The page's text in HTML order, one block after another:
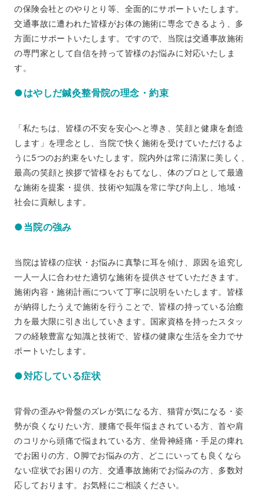
の保険会社とのやりとり等、全面的にサポートいたします。
交通事故に遭われた皆様がお体の施術に専念できるよう、多
方面にサポートいたします。ですので、当院は交通事故施術
の専門家として自信を持って皆様のお悩みに対応いたしま
す。
●はやしだ鍼灸整骨院の理念・約束
「私たちは、皆様の不安を安心へと導き、笑顔と健康を創造
します」を理念とし、当院で快く施術を受けていただけるよ
うに5つのお約束をいたします。院内外は常に清潔に美しく、
最高の笑顔と挨拶で皆様をおもてなし、体のプロとして最適
な施術を提案・提供、技術や知識を常に学び向上し、地域・
社会に貢献します。
●当院の強み
当院は皆様の症状・お悩みに真摯に耳を傾け、原因を追究し
一人一人に合わせた適切な施術を提供させていただきます。
施術内容・施術計画について丁寧に説明をいたします。皆様
が納得したうえで施術を行うことで、皆様の持っている治癒
力を最大限に引き出していきます。国家資格を持ったスタッ
フの経験豊富な知識と技術で、皆様の健康な生活を全力でサ
ポートいたします。
●対応している症状
背骨の歪みや骨盤のズレが気になる方、猫背が気になる・姿
勢が良くなりたい方、腰痛で長年悩まされている方、首や肩
のコリから頭痛で悩まれている方、坐骨神経痛・手足の痺れ
でお困りの方、O脚でお悩みの方、どこにいっても良くなら
ない症状でお困りの方、交通事故施術でお悩みの方、多数対
応しております。お気軽にご相談ください。